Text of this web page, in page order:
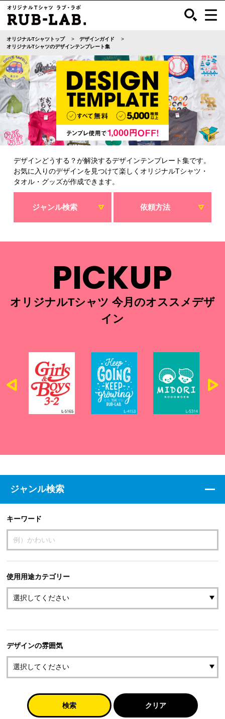
オリジナルTシャツトップ
デザインガイド
オリジナルTシャツのデザインテンプレート集
デザインどうする？が解決するデザインテンプレート集です。
お気に入りのデザインを見つけて楽しくオリジナルTシャツ・
タオル・グッズが作成できます。
ジャンル検索 依頼方法
PICKUP
オリジナルTシャツ 今月のオススメデザ
イン
ジャンル検索
キーワード
使用用途カテゴリー
デザインの雰囲気
検索 クリア